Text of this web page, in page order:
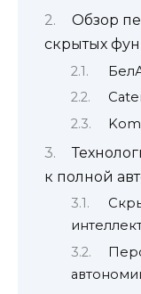
Обзор
скрытых
к полной